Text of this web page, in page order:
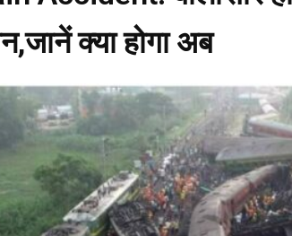
क्या होगा अब